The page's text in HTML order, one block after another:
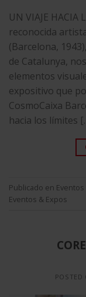
UN VIAJE HACIA
reconocida
(Barcelona,
de Catalunya,
elementos
expositivo que
CosmoCaixa
hacia los límites
Publicado en
Eventos & Expos
POSTED